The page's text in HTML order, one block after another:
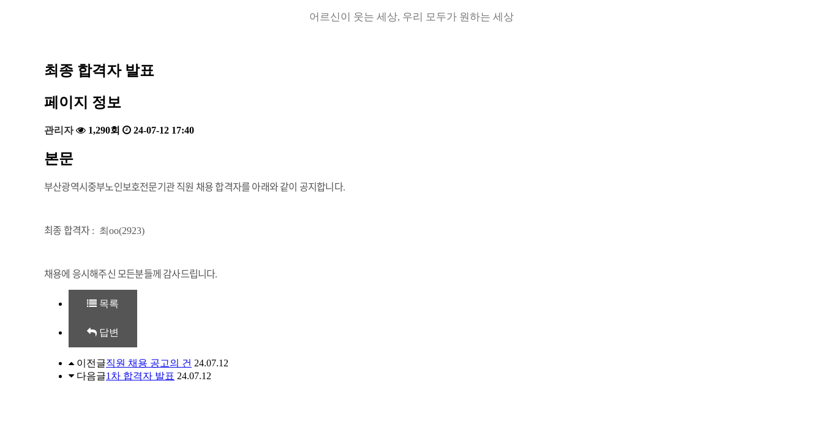
어르신이 웃는 세상, 우리 모두가 원하는 세상
최종 합격자 발표
페이지 정보
관리자 1,290회 24-07-12 17:40
본문
부산광역시중부노인보호전문기관 직원 채용 합격자를아래와 같이 공지합니다.
최종 합격자 : 최oo(2923)
채용에 응시해주신 모든분들께 감사드립니다.
목록
답변
이전글직원 채용 공고의 건 24.07.12
다음글1차 합격자 발표 24.07.12